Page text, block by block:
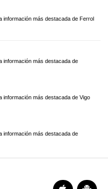
información más destacada de Ferrol
información más destacada de
información más destacada de Vigo
información más destacada de